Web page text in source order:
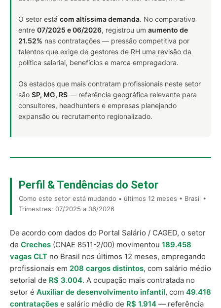
O setor está com altíssima demanda. No comparativo
entre 07/2025 e 06/2026, registrou um aumento de
21.52% nas contratações — pressão competitiva por
talentos que exige de gestores de RH uma revisão da
política salarial, benefícios e marca empregadora.
Os estados que mais contratam profissionais neste setor
são SP, MG, RS — referência geográfica relevante para
consultores, headhunters e empresas planejando
expansão ou recrutamento regionalizado.
Perfil & Tendências do Setor
Como este setor está mudando • últimos 12 meses • Brasil •
Trimestres: 07/2025 a 06/2026
De acordo com dados do Portal Salário / CAGED, o setor
de Creches (CNAE 8511-2/00) movimentou 189.458
vagas CLT no Brasil nos últimos 12 meses, empregando
profissionais em 208 cargos distintos, com salário médio
setorial de R$ 3.004. A ocupação mais contratada no
setor é Auxiliar de desenvolvimento infantil, com 49.418
contratações e salário médio de R$ 1.914 — referência